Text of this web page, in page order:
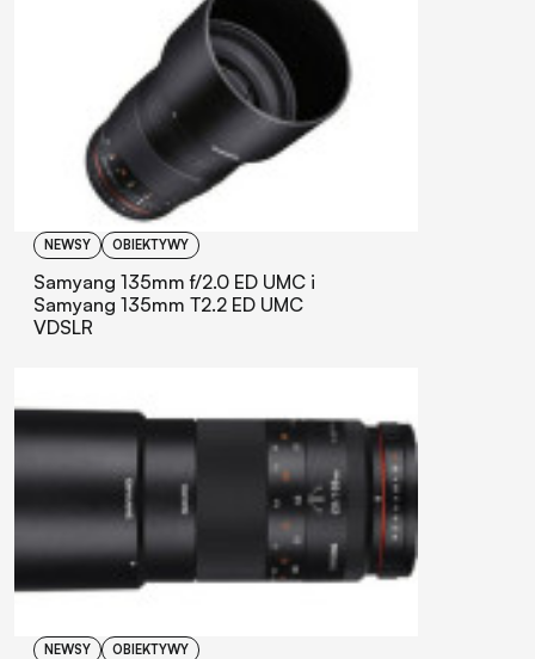
NEWSY OBIEKTYWY
Samyang 135mm f/2.0 ED UMC i
Samyang 135mm T2.2 ED UMC
VDSLR
NEWSY OBIEKTYWY